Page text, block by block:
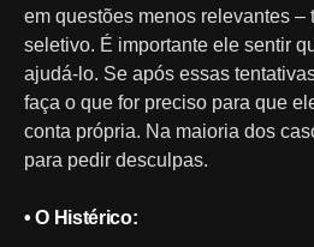
em questões menos relevantes –
seletivo. É importante ele sentir
ajudá-lo. Se após essas
faça o que for preciso para que
conta própria. Na maioria dos
para pedir desculpas.
• O Histérico: